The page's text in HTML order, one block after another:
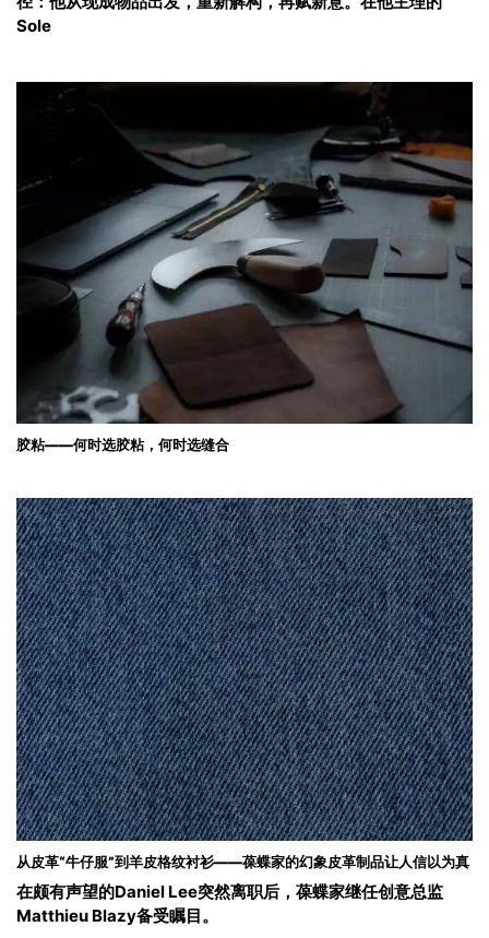
Sole
胶粘——何时选胶粘，何时选缝合
从皮革“牛仔服”到羊皮格纹衬衫——葆蝶家的幻象皮革制品让人信以为真
在颇有声望的Daniel Lee突然离职后，葆蝶家继任创意总监
Matthieu Blazy备受瞩目。